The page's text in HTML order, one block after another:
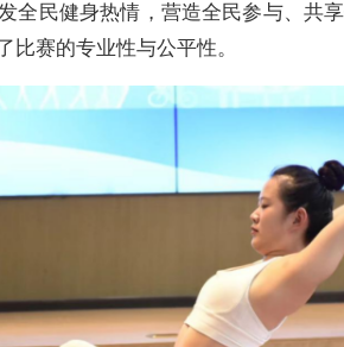
全民健身热情，营造全民参与、共
比赛的专业性与公平性。